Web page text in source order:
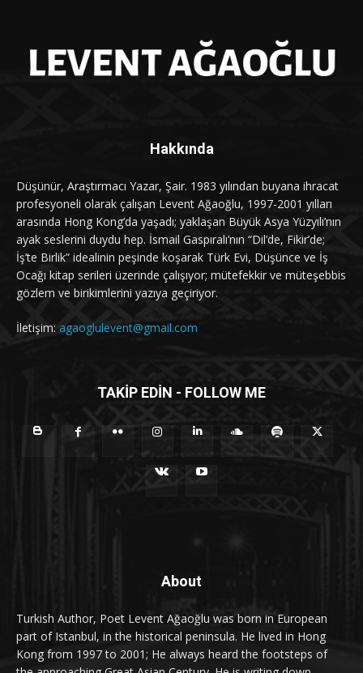
Hakkında
Düşünür, Araştırmacı Yazar, Şair. 1983 yılından buyana ihracat
profesyoneli olarak çalışan Levent Ağaoğlu, 1997-2001 yılları
arasında Hong Kong’da yaşadı; yaklaşan Büyük Asya Yüzyılı’nın
ayak seslerini duydu hep. İsmail Gaspıralı’nın “Dil’de, Fikir’de;
İş’te Birlik” idealinin peşinde koşarak Türk Evi, Düşünce ve İş
Ocağı kitap serileri üzerinde çalışıyor; mütefekkir ve müteşebbis
gözlem ve birikimlerini yazıya geçiriyor.
İletişim: agaoglulevent@gmail.com
TAKİP EDİN - FOLLOW ME
About
Turkish Author, Poet Levent Ağaoğlu was born in European
part of Istanbul, in the historical peninsula. He lived in Hong
Kong from 1997 to 2001; He always heard the footsteps of